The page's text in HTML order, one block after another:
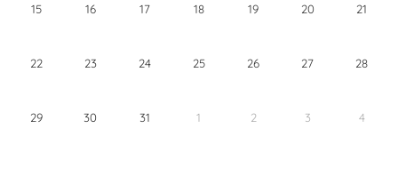
15 16 17 18 19 20 21
22 23 24 25 26 27 28
29 30 31 1 2 3 4